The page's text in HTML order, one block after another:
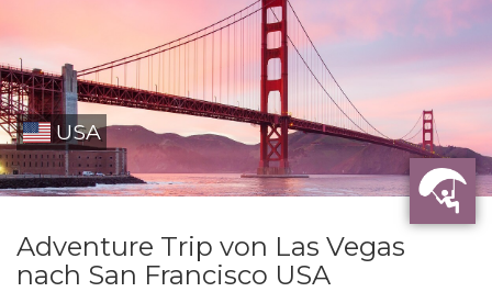
USA
Adventure Trip von Las Vegas
nach San Francisco USA